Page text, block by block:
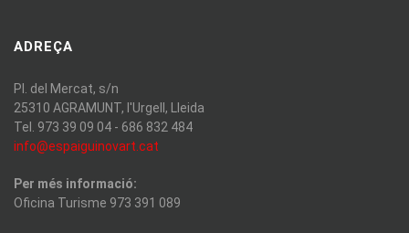
ADREÇA
Pl. del Mercat, s/n
25310 AGRAMUNT, l'Urgell, Lleida
Tel. 973 39 09 04 - 686 832 484
info@espaiguinovart.cat
Per més informació:
Oficina Turisme 973 391 089